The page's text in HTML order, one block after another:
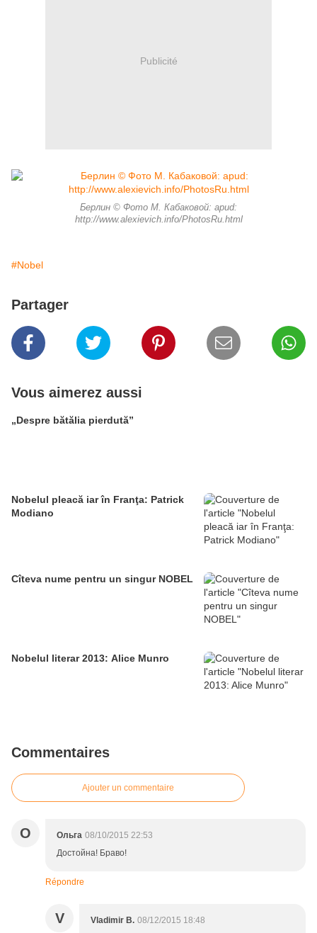
Publicité
Берлин © Фото М. Кабаковой: apud:
http://www.alexievich.info/PhotosRu.html
#Nobel
Partager
Vous aimerez aussi
„Despre bătălia pierdută”
Nobelul pleacă iar în Franţa: Patrick
Modiano
Cîteva nume pentru un singur NOBEL
Nobelul literar 2013: Alice Munro
Commentaires
Ajouter un commentaire
О Ольга 08/10/2015 22:53
Достойна! Браво!
Répondre
V Vladimir B. 08/12/2015 18:48